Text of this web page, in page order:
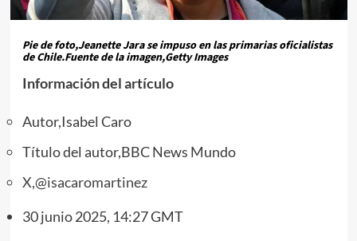
Pie de foto,Jeanette Jara se impuso en las primarias oficialistas
de Chile.Fuente de la imagen,Getty Images
Información del artículo
Autor,Isabel Caro
Título del autor,BBC News Mundo
X,@isacaromartinez
30 junio 2025, 14:27 GMT